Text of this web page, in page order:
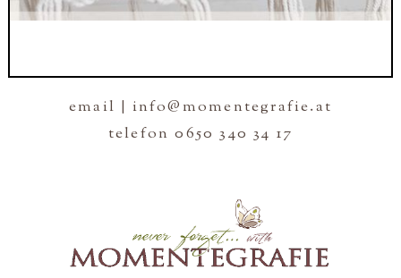
email | info@momentegrafie.at
telefon 0650 340 34 17